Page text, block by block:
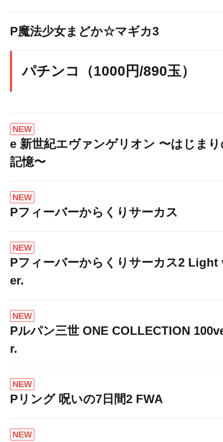
P魔法少女まどか☆マギカ3
パチンコ（1000円/890玉）
NEW
e 新世紀エヴァンゲリオン 〜はじま
記憶〜
NEW
Pフィーバーからくりサーカス
NEW
Pフィーバーからくりサーカス2 Light
er.
NEW
Pルパン三世 ONE COLLECTION
r.
NEW
Pリング 呪いの7日間2 FWA
NEW